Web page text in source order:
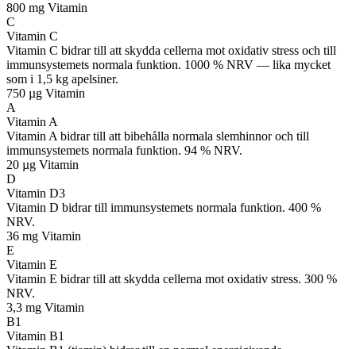
800 mg Vitamin
C
Vitamin C
Vitamin C bidrar till att skydda cellerna mot oxidativ stress och till
immunsystemets normala funktion. 1000 % NRV — lika mycket
som i 1,5 kg apelsiner.
750 µg Vitamin
A
Vitamin A
Vitamin A bidrar till att bibehålla normala slemhinnor och till
immunsystemets normala funktion. 94 % NRV.
20 µg Vitamin
D
Vitamin D3
Vitamin D bidrar till immunsystemets normala funktion. 400 %
NRV.
36 mg Vitamin
E
Vitamin E
Vitamin E bidrar till att skydda cellerna mot oxidativ stress. 300 %
NRV.
3,3 mg Vitamin
B1
Vitamin B1